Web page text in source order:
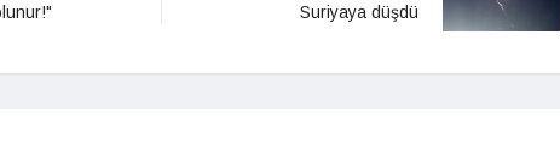
Suriyaya düşdü